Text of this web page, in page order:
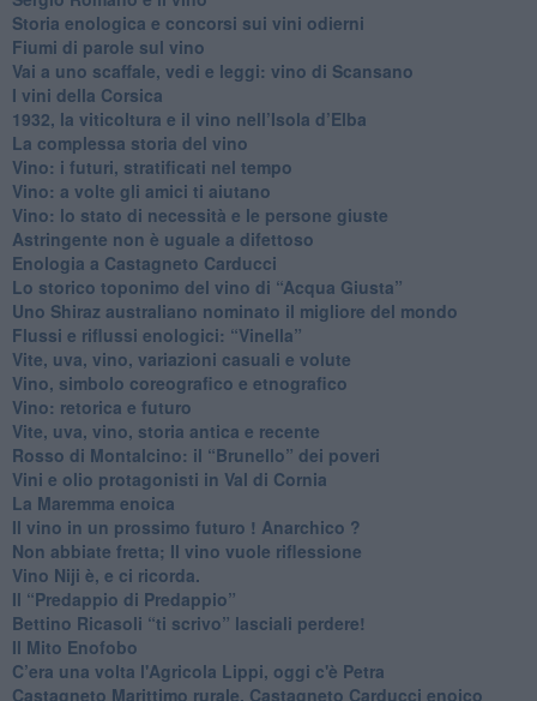
​Storia enologica e concorsi sui vini odierni
Fiumi di parole sul vino
​Vai a uno scaffale, vedi e leggi: vino di Scansano
​I vini della Corsica
​1932, la viticoltura e il vino nell’Isola d’Elba
​La complessa storia del vino
​Vino: i futuri, stratificati nel tempo
Vino: a volte gli amici ti aiutano
Vino: lo stato di necessità e le persone giuste
​Astringente non è uguale a difettoso
Enologia a Castagneto Carducci
Lo storico toponimo del vino di “Acqua Giusta”
Uno Shiraz australiano nominato il migliore del mondo
​Flussi e riflussi enologici: “Vinella”
Vite, uva, vino, variazioni casuali e volute
Vino, simbolo coreografico e etnografico
​Vino: retorica e futuro
​Vite, uva, vino, storia antica e recente
​Rosso di Montalcino: il “Brunello” dei poveri
Vini e olio protagonisti in Val di Cornia
​La Maremma enoica
Il vino in un prossimo futuro ! Anarchico ?
​Non abbiate fretta; Il vino vuole riflessione
​Vino Niji è, e ci ricorda.
Il “Predappio di Predappio”
Bettino Ricasoli “ti scrivo” lasciali perdere!
Il Mito Enofobo
​C’era una volta l'Agricola Lippi, oggi c'è Petra
​Castagneto Marittimo rurale, Castagneto Carducci enoico